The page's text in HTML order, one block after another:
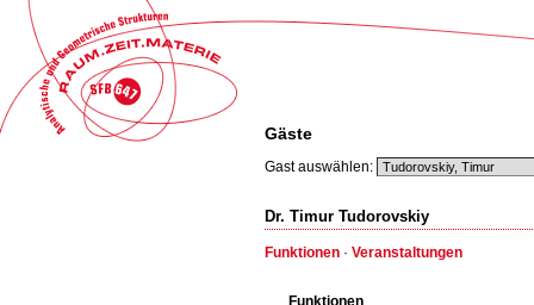
Gäste
Gast auswählen:
Dr. Timur Tudorovskiy
Funktionen · Veranstaltungen
Funktionen